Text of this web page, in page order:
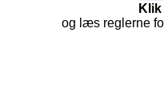
og læs reglerne